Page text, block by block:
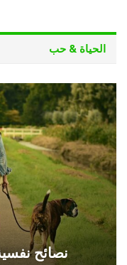
الحياة & حب
نصائح